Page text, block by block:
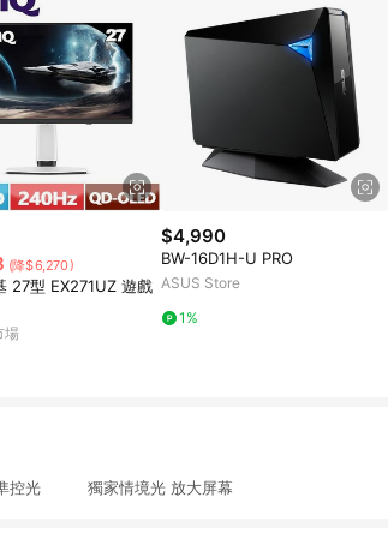
(降$6,270)
27型 EX271UZ 遊戲
場
$4,990
BW-16D1H-U PRO
ASUS Store
1%
控光 獨家情境光 放大屏幕